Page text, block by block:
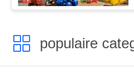
populaire